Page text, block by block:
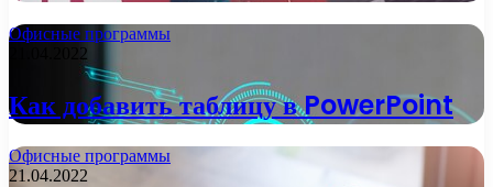
Офисные программы
21.04.2022
Как добавить таблицу в PowerPoint
Офисные программы
21.04.2022